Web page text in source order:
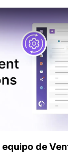
de